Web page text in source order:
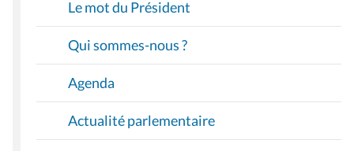
A
I
N
Qui sommes-nous ?
Agenda
Actualité parlementaire
Historique